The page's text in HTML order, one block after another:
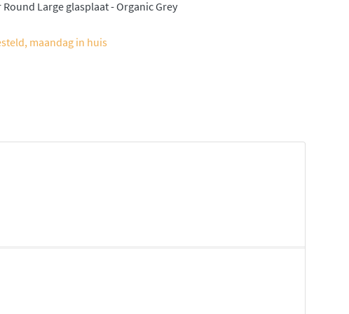
Large glasplaat - Organic Grey
maandag in huis